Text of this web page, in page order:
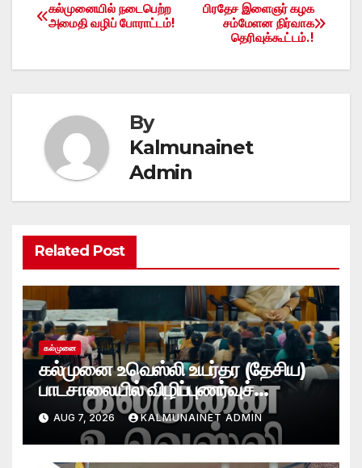
Post
பிரதேச இளைஞர் கழக
சம்மேளன நிர்வாக
தெரிவுக்கூட்டம்.!
கல்முனையில் நடைபெற்ற
அமைதி வழிப் போராட்டம்!
By
Kalmunainet
Admin
Related Post
கல்முனை
கல்முனை உவெஸ்லி உயர்தர (தேசிய)
பாடசாலையில் விழிப்புணர்வுச்
செயலமர்வு
AUG 7, 2026 KALMUNAINET ADMIN